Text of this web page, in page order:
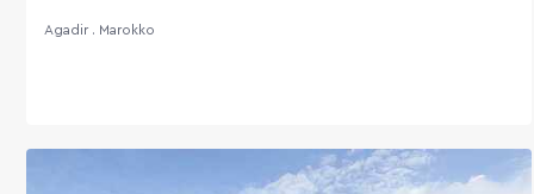
Agadir . Marokko